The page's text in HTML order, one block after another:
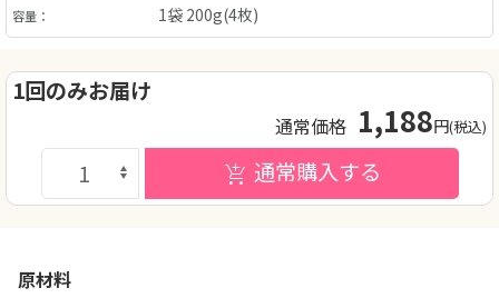
容量： 1袋 200g(4枚)
1回のみお届け
通常価格 1,188円(税込)
通常購入する
原材料